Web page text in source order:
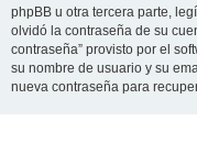
phpBB u otra tercera parte,
olvidó la contraseña de su
contraseña” provisto por el
su nombre de usuario y su
nueva contraseña para